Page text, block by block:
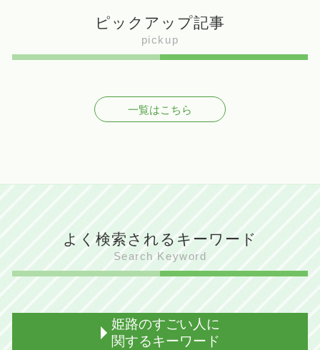
ピックアップ記事
pickup
一覧はこちら
よく検索されるキーワード
Search Keyword
姫路のすごい人に
関するキーワード